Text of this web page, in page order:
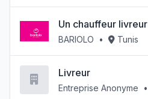
Un chauffeur livreur
BARIOLO • Tunis
Livreur
Entreprise Anonyme •